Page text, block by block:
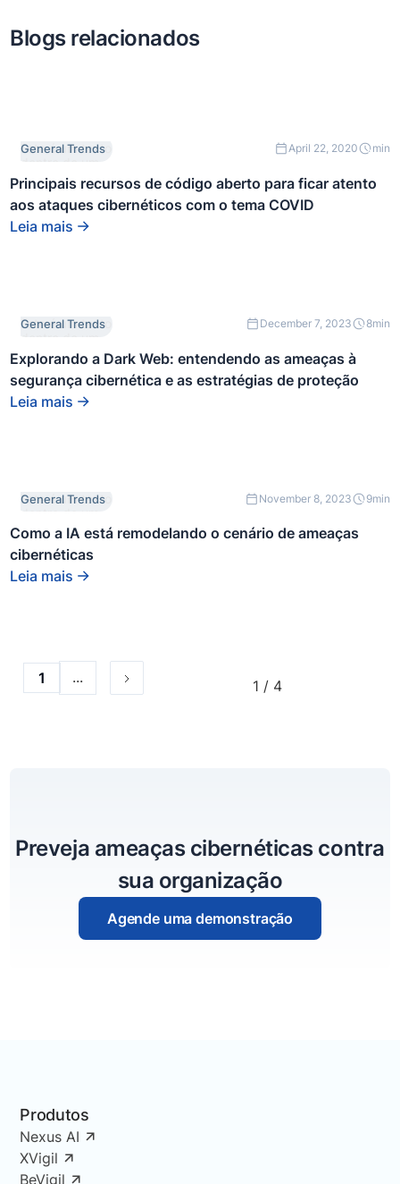
Blogs relacionados
Este é um texto
dentro de um
bloco div.
General Trends April 22, 2020 min
Principais recursos de código aberto para ficar atento
aos ataques cibernéticos com o tema COVID
Leia mais
Este é um texto
dentro de um
bloco div.
General Trends December 7, 2023 8min
Explorando a Dark Web: entendendo as ameaças à
segurança cibernética e as estratégias de proteção
Leia mais
Este é um texto
dentro de um
bloco div.
General Trends November 8, 2023 9min
Como a IA está remodelando o cenário de ameaças
cibernéticas
Leia mais
1 ... 1 / 4
Preveja ameaças cibernéticas contra
sua organização
Agende uma demonstração
Produtos
Nexus AI
XVigil
BeVigil